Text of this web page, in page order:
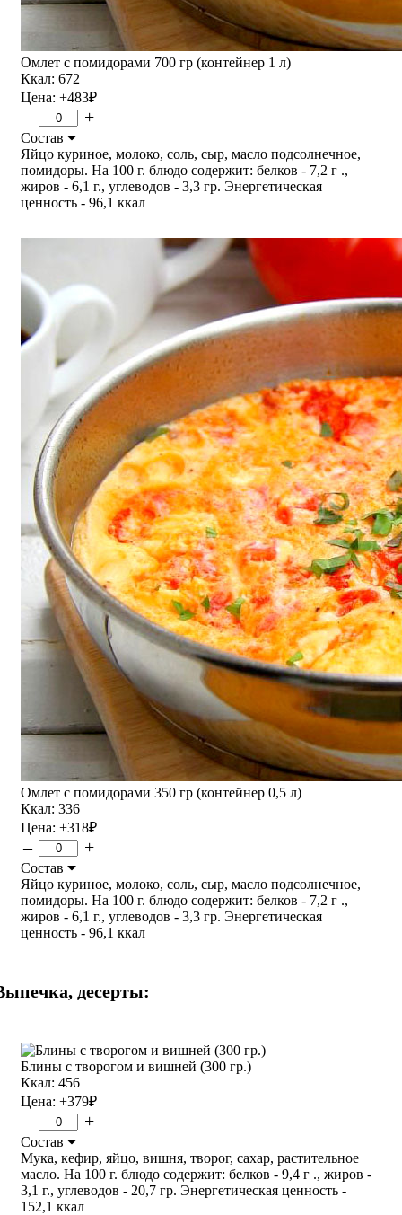
Омлет с помидорами 700 гр (контейнер 1 л)
Ккал: 672
Цена: +483₽
– +
Состав
Яйцо куриное, молоко, соль, сыр, масло подсолнечное,
помидоры. На 100 г. блюдо содержит: белков - 7,2 г .,
жиров - 6,1 г., углеводов - 3,3 гр. Энергетическая
ценность - 96,1 ккал
Омлет с помидорами 350 гр (контейнер 0,5 л)
Ккал: 336
Цена: +318₽
– +
Состав
Яйцо куриное, молоко, соль, сыр, масло подсолнечное,
помидоры. На 100 г. блюдо содержит: белков - 7,2 г .,
жиров - 6,1 г., углеводов - 3,3 гр. Энергетическая
ценность - 96,1 ккал
десерты:
Блины с творогом и вишней (300 гр.)
Ккал: 456
Цена: +379₽
– +
Состав
Мука, кефир, яйцо, вишня, творог, сахар, растительное
масло. На 100 г. блюдо содержит: белков - 9,4 г ., жиров -
3,1 г., углеводов - 20,7 гр. Энергетическая ценность -
152,1 ккал